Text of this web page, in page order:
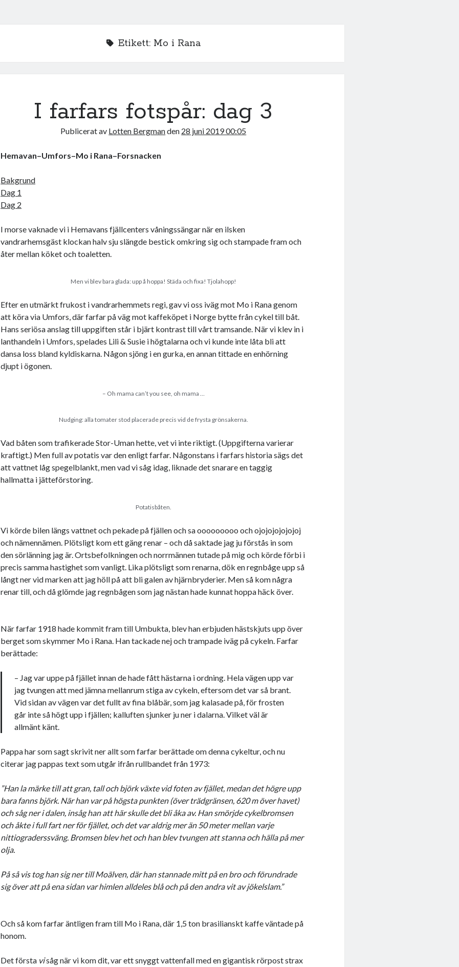
Etikett: Mo i Rana
I farfars fotspår: dag 3
Publicerat av Lotten Bergmanden 28 juni 2019 00:05
Hemavan–Umfors–Mo i Rana–Forsnacken
Bakgrund
Dag 1
Dag 2
I morse vaknade vi i Hemavans fjällcenters våningssängar när en ilsken
vandrarhemsgäst klockan halv sju slängde bestick omkring sig och stampade fram och
åter mellan köket och toaletten.
Men vi blev bara glada: upp å hoppa! Städa och fixa! Tjolahopp!
Efter en utmärkt frukost i vandrarhemmets regi, gav vi oss iväg mot Mo i Rana genom
att köra via Umfors, där farfar på väg mot kaffeköpet i Norge bytte från cykel till båt.
Hans seriösa anslag till uppgiften står i bjärt kontrast till vårt tramsande. När vi klev in i
lanthandeln i Umfors, spelades Lili & Susie i högtalarna och vi kunde inte låta bli att
dansa loss bland kyldiskarna. Någon sjöng i en gurka, en annan tittade en enhörning
djupt i ögonen.
– Oh mama can’t you see, oh mama …
Nudging: alla tomater stod placerade precis vid de frysta grönsakerna.
Vad båten som trafikerade Stor-Uman hette, vet vi inte riktigt. (Uppgifterna varierar
kraftigt.) Men full av potatis var den enligt farfar. Någonstans i farfars historia sägs det
att vattnet låg spegelblankt, men vad vi såg idag, liknade det snarare en taggig
hallmatta i jätteförstoring.
Potatisbåten.
Vi körde bilen längs vattnet och pekade på fjällen och sa ooooooooo och ojojojojojojoj
och nämennämen. Plötsligt kom ett gäng renar – och då saktade jag ju förstås in som
den sörlänning jag är. Ortsbefolkningen och norrmännen tutade på mig och körde förbi i
precis samma hastighet som vanligt. Lika plötsligt som renarna, dök en regnbåge upp så
långt ner vid marken att jag höll på att bli galen av hjärnbryderier. Men så kom några
renar till, och då glömde jag regnbågen som jag nästan hade kunnat hoppa häck över.
När farfar 1918 hade kommit fram till Umbukta, blev han erbjuden hästskjuts upp över
berget som skymmer Mo i Rana. Han tackade nej och trampade iväg på cykeln. Farfar
berättade:
– Jag var uppe på fjället innan de hade fått hästarna i ordning. Hela vägen upp var
jag tvungen att med jämna mellanrum stiga av cykeln, eftersom det var så brant.
Vid sidan av vägen var det fullt av fina blåbär, som jag kalasade på, för frosten
går inte så högt upp i fjällen; kalluften sjunker ju ner i dalarna. Vilket väl är
allmänt känt.
Pappa har som sagt skrivit ner allt som farfar berättade om denna cykeltur, och nu
citerar jag pappas text som utgår ifrån rullbandet från 1973:
”Han la märke till att gran, tall och björk växte vid foten av fjället, medan det högre upp
bara fanns björk. När han var på högsta punkten (över trädgränsen, 620 m över havet)
och såg ner i dalen, insåg han att här skulle det bli åka av. Han smörjde cykelbromsen
och åkte i full fart ner för fjället, och det var aldrig mer än 50 meter mellan varje
nittiograderssväng. Bromsen blev het och han blev tvungen att stanna och hälla på mer
olja.
På så vis tog han sig ner till Moälven, där han stannade mitt på en bro och förundrade
sig över att på ena sidan var himlen alldeles blå och på den andra vit av jökelslam.”
Och så kom farfar äntligen fram till Mo i Rana, där 1,5 ton brasilianskt kaffe väntade på
honom.
Det första visåg när vi kom dit, var ett snyggt vattenfall med en gigantisk rörpost strax